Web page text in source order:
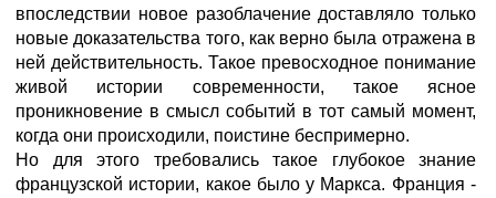
впоследствии новое разоблачение доставляло только
новые доказательства того, как верно была отражена в
ней действительность. Такое превосходное понимание
живой истории современности, такое ясное
проникновение в смысл событий в тот самый момент,
когда они происходили, поистине беспримерно.
Но для этого требовались такое глубокое знание
французской истории, какое было у Маркса. Франция -